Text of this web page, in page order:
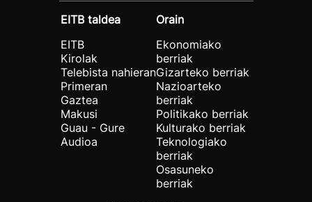
EITB taldea
EITB
Kirolak
Telebista nahieran
Primeran
Gaztea
Makusi
Guau - Gure
Audioa
Orain
Ekonomiako
berriak
Gizarteko berriak
Nazioarteko
berriak
Politikako berriak
Kulturako berriak
Teknologiako
berriak
Osasuneko
berriak